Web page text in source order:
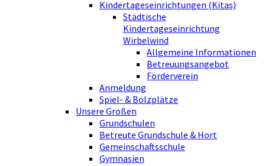
Kindertageseinrichtungen (Kitas)
Städtische
Kindertageseinrichtung
Wirbelwind
Allgemeine Informationen
Betreuungsangebot
Förderverein
Anmeldung
Spiel- & Bolzplätze
Unsere Großen
Grundschulen
Betreute Grundschule & Hort
Gemeinschaftsschule
Gymnasien